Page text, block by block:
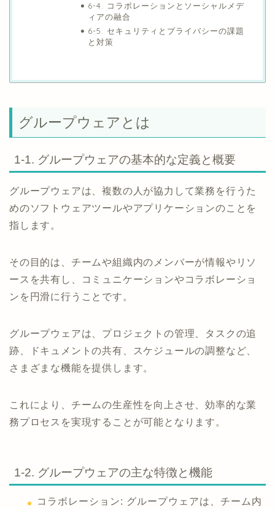
6-4. コラボレーションとソーシャルメデ
ィアの融合
6-5. セキュリティとプライバシーの課題
と対策
グループウェアとは
1-1. グループウェアの基本的な定義と概要
グループウェアは、複数の人が協力して業務を行うた
めのソフトウェアツールやアプリケーションのことを
指します。
その目的は、チームや組織内のメンバーが情報やリソ
ースを共有し、コミュニケーションやコラボレーショ
ンを円滑に行うことです。
グループウェアは、プロジェクトの管理、タスクの追
跡、ドキュメントの共有、スケジュールの調整など、
さまざまな機能を提供します。
これにより、チームの生産性を向上させ、効率的な業
務プロセスを実現することが可能となります。
1-2. グループウェアの主な特徴と機能
コラボレーション: グループウェアは、チーム内